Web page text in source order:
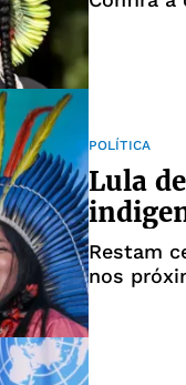
POLÍTICA
Lula
Restam
nos